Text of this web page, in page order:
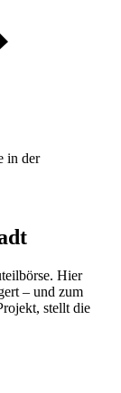
in der
Hier
– und zum
stellt die